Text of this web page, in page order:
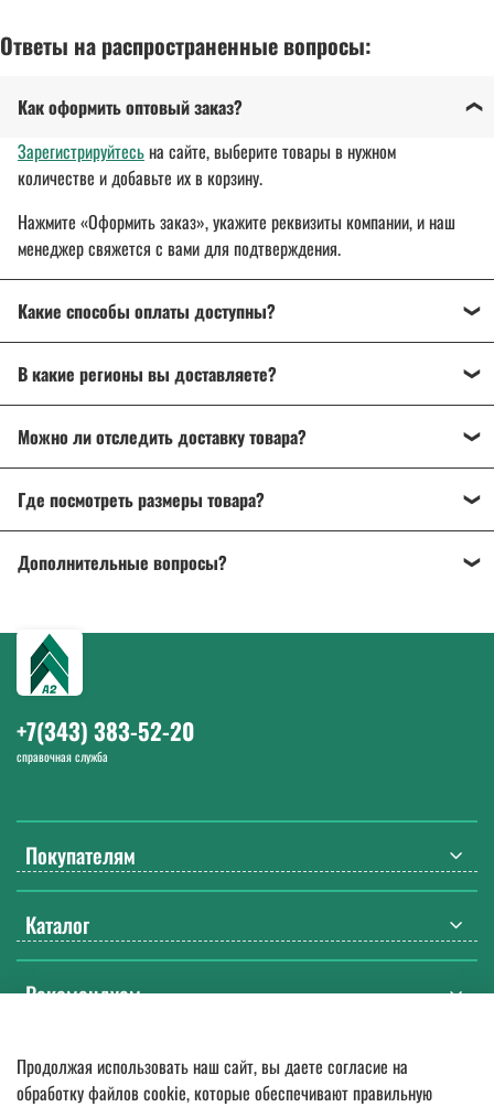
Ответы на распространенные вопросы:
Как оформить оптовый заказ?
Зарегистрируйтесьна сайте, выберите товары в нужном
количестве и добавьте их в корзину.
Нажмите «Оформить заказ», укажите реквизиты компании, и наш
менеджер свяжется с вами для подтверждения.
Какие способы оплаты доступны?
расчетный счет организации.
Для государственных и муниципальных заказчиков
возможна поставка товара с отсрочкой платежа до 30 дней.
В какие регионы вы доставляете?
России : от Калининграда до Владивостока.
Подробнее о доставке
Можно ли отследить доставку товара?
через ТК «СДЭК», DPD или Почту России.
Где посмотреть размеры товара?
возникли сомнения, напишите или позвоните нам — поможем
Дополнительные вопросы?
52-20. Работаем с 9:00 до 18:00 Екб в будние дни.
Покупателям
Каталог
Рекомендуем
+7(343) 383-52-20
справочная служба
© 2018— 2026.Оптовые поставки спецодежды, ДСИЗ, СИЗ, мебели
Продолжая использовать наш сайт, вы даете согласие на
обработку файлов cookie, которые обеспечивают правильную